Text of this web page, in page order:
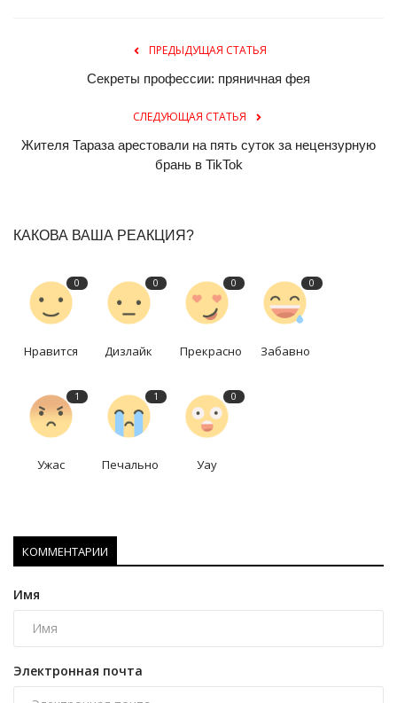
ПРЕДЫДУЩАЯ СТАТЬЯ
Секреты профессии: пряничная фея
СЛЕДУЮЩАЯ СТАТЬЯ
Жителя Тараза арестовали на пять суток за нецензурную
брань в TikTok
КАКОВА ВАША РЕАКЦИЯ?
0
Нравится
0
Дизлайк
0
Прекрасно
0
Забавно
1
Ужас
1
Печально
0
Уау
КОММЕНТАРИИ
Имя
Электронная почта